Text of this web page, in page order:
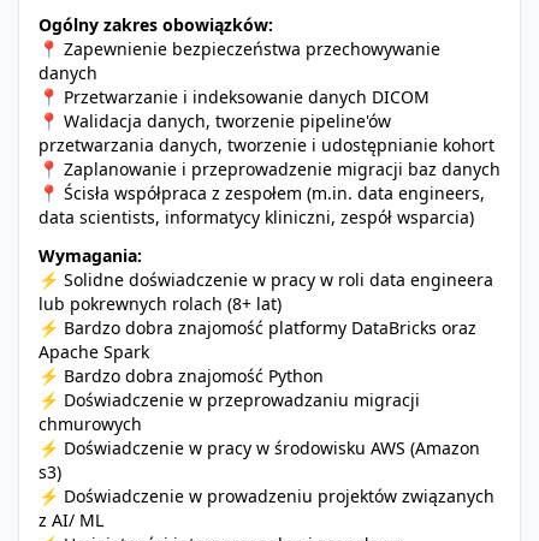
Ogólny zakres obowiązków:
📍 Zapewnienie bezpieczeństwa przechowywanie
danych
📍 Przetwarzanie i indeksowanie danych DICOM
📍 Walidacja danych, tworzenie pipeline'ów
przetwarzania danych, tworzenie i udostępnianie kohort
📍 Zaplanowanie i przeprowadzenie migracji baz danych
📍 Ścisła współpraca z zespołem (m.in. data engineers,
data scientists, informatycy kliniczni, zespół wsparcia)
Wymagania:
⚡️ Solidne doświadczenie w pracy w roli data engineera
lub pokrewnych rolach (8+ lat)
⚡️ Bardzo dobra znajomość platformy DataBricks oraz
Apache Spark
⚡️ Bardzo dobra znajomość Python
⚡️ Doświadczenie w przeprowadzaniu migracji
chmurowych
⚡️ Doświadczenie w pracy w środowisku AWS (Amazon
s3)
⚡️ Doświadczenie w prowadzeniu projektów związanych
z AI/ ML